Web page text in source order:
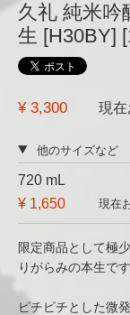
久礼 純米吟
生 [H30BY]
¥ 3,300 現在
他のサイズなど
720 mL
¥ 1,650
現在
限定商品として極
りがらみの本生です
ピチピチとした微